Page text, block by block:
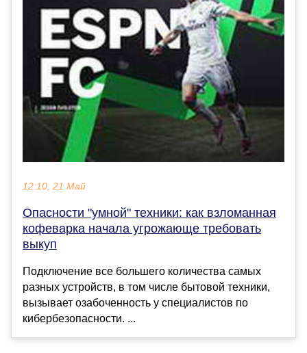
12:10, 21 Май
Опасности "умной" техники: как взломанная
кофеварка начала угрожающе требовать
выкуп
Подключение все большего количества самых
разных устройств, в том числе бытовой техники,
вызывает озабоченность у специалистов по
кибербезопасности. ...